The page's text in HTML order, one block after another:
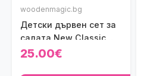
woodenmagic.bg
Детски дървен сет за
салата New Classic
Toys
25.00€